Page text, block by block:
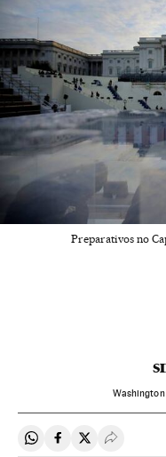
Preparativos no
Compartir en
Compartir en
Compartir en